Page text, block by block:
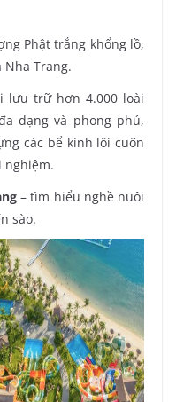
Phật trắng khổng lồ,
Trang.
lưu trữ hơn 4.000 loài
dạng và phong phú,
các bể kính lôi cuốn
nghiệm.
– tìm hiểu nghề nuôi
sào.